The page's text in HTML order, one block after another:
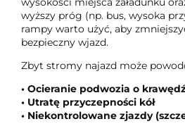
wyższy próg (np. bus, wysoka
rampy warto użyć, aby
bezpieczny wjazd.
Zbyt stromy najazd może
• Ocieranie podwozia o
• Utratę przyczepności kół
• Niekontrolowane zjazdy